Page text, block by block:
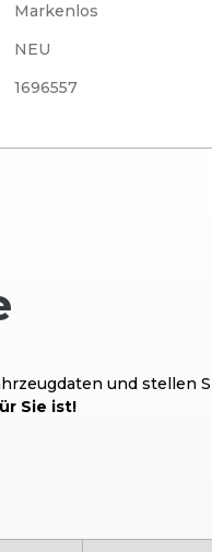
Markenlos
NEU
1696557
und stellen
Sie ist!